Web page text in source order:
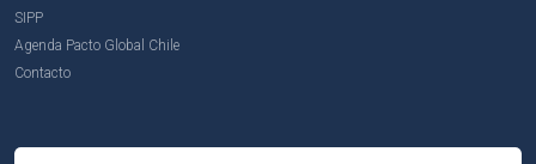
SIPP
Agenda Pacto Global Chile
Contacto